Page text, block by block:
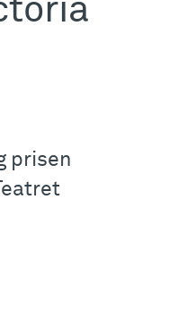
prisen